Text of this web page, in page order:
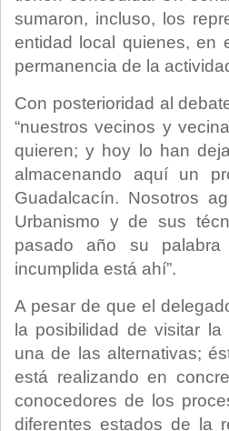
sumaron, incluso, los
entidad local quienes, en
permanencia de la
Con posterioridad al
“nuestros vecinos y
quieren; y hoy lo han
almacenando aquí un
Guadalcacín. Nosotros
Urbanismo y de sus
pasado año su
incumplida está ahí”.
A pesar de que el
la posibilidad de visitar
una de las alternativas;
está realizando en
conocedores de los
diferentes estados de la